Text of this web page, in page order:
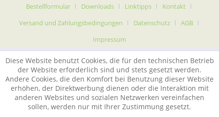
Bestellformular Downloads Linktipps
Kontakt
Versand und Zahlungsbedingungen
Datenschutz
AGB
Impressum
Diese Website benutzt Cookies, die für den technischen Betrieb
der Website erforderlich sind und stets gesetzt werden.
Andere Cookies, die den Komfort bei Benutzung dieser Website
erhöhen, der Direktwerbung dienen oder die Interaktion mit
anderen Websites und sozialen Netzwerken vereinfachen
sollen, werden nur mit Ihrer Zustimmung gesetzt.